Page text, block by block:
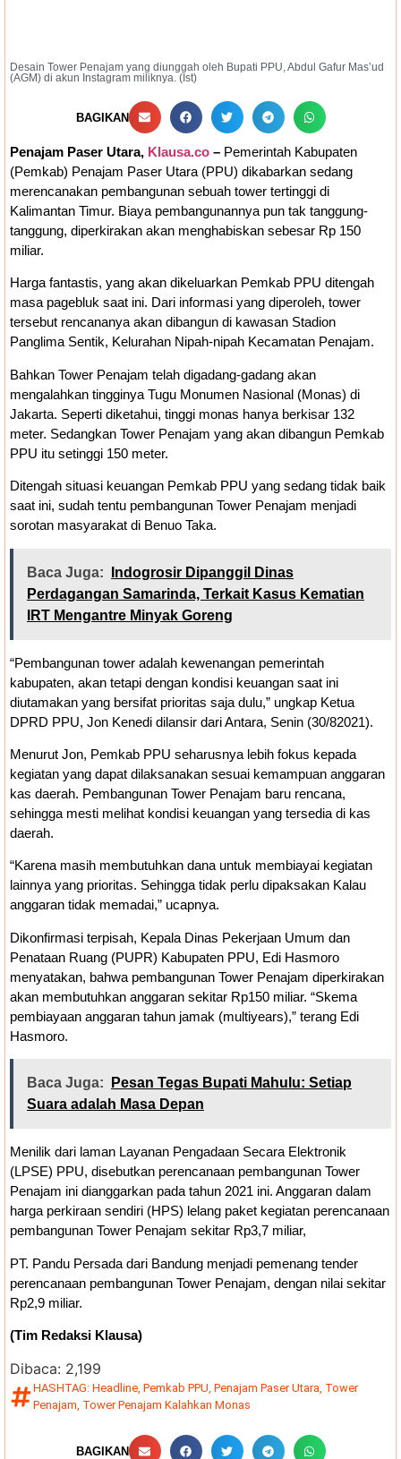
Khawatir Proyek Infrastruktur Terganggu
Desain Tower Penajam yang diunggah oleh Bupati PPU, Abdul Gafur Mas’ud
(AGM) di akun Instagram miliknya. (Ist)
BAGIKAN
Penajam Paser Utara, Klausa.co – Pemerintah Kabupaten
(Pemkab) Penajam Paser Utara (PPU) dikabarkan sedang
merencanakan pembangunan sebuah tower tertinggi di
Kalimantan Timur. Biaya pembangunannya pun tak tanggung-
tanggung, diperkirakan akan menghabiskan sebesar Rp 150
miliar.
Harga fantastis, yang akan dikeluarkan Pemkab PPU ditengah
masa pagebluk saat ini. Dari informasi yang diperoleh, tower
tersebut rencananya akan dibangun di kawasan Stadion
Panglima Sentik, Kelurahan Nipah-nipah Kecamatan Penajam.
Bahkan Tower Penajam telah digadang-gadang akan
mengalahkan tingginya Tugu Monumen Nasional (Monas) di
Jakarta. Seperti diketahui, tinggi monas hanya berkisar 132
meter. Sedangkan Tower Penajam yang akan dibangun Pemkab
PPU itu setinggi 150 meter.
Ditengah situasi keuangan Pemkab PPU yang sedang tidak baik
saat ini, sudah tentu pembangunan Tower Penajam menjadi
sorotan masyarakat di Benuo Taka.
Baca Juga:
Indogrosir Dipanggil Dinas
Perdagangan Samarinda, Terkait Kasus Kematian
IRT Mengantre Minyak Goreng
“Pembangunan tower adalah kewenangan pemerintah
kabupaten, akan tetapi dengan kondisi keuangan saat ini
diutamakan yang bersifat prioritas saja dulu,” ungkap Ketua
DPRD PPU, Jon Kenedi dilansir dari Antara, Senin (30/82021).
Menurut Jon, Pemkab PPU seharusnya lebih fokus kepada
kegiatan yang dapat dilaksanakan sesuai kemampuan anggaran
kas daerah. Pembangunan Tower Penajam baru rencana,
sehingga mesti melihat kondisi keuangan yang tersedia di kas
daerah.
“Karena masih membutuhkan dana untuk membiayai kegiatan
lainnya yang prioritas. Sehingga tidak perlu dipaksakan Kalau
anggaran tidak memadai,” ucapnya.
Dikonfirmasi terpisah, Kepala Dinas Pekerjaan Umum dan
Penataan Ruang (PUPR) Kabupaten PPU, Edi Hasmoro
menyatakan, bahwa pembangunan Tower Penajam diperkirakan
akan membutuhkan anggaran sekitar Rp150 miliar. “Skema
pembiayaan anggaran tahun jamak (multiyears),” terang Edi
Hasmoro.
Baca Juga:
Pesan Tegas Bupati Mahulu: Setiap
Suara adalah Masa Depan
Menilik dari laman Layanan Pengadaan Secara Elektronik
(LPSE) PPU, disebutkan perencanaan pembangunan Tower
Penajam ini dianggarkan pada tahun 2021 ini. Anggaran dalam
harga perkiraan sendiri (HPS) lelang paket kegiatan perencanaan
pembangunan Tower Penajam sekitar Rp3,7 miliar,
PT. Pandu Persada dari Bandung menjadi pemenang tender
perencanaan pembangunan Tower Penajam, dengan nilai sekitar
Rp2,9 miliar.
(Tim Redaksi Klausa)
Dibaca: 2,199
HASHTAG: Headline, Pemkab PPU, Penajam Paser Utara, Tower
Penajam, Tower Penajam Kalahkan Monas
BAGIKAN